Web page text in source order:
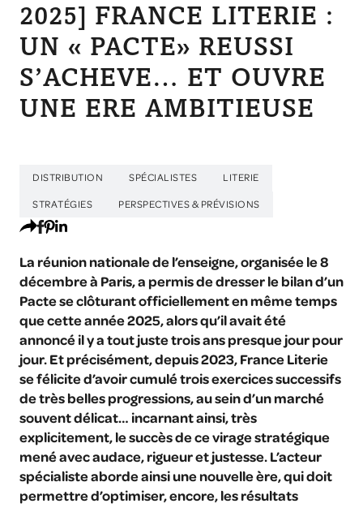
2025] FRANCE LITERIE :
UN « PACTE» REUSSI
S’ACHEVE… ET OUVRE
UNE ERE AMBITIEUSE
DISTRIBUTION SPÉCIALISTES LITERIE
STRATÉGIES PERSPECTIVES & PRÉVISIONS
La réunion nationale de l’enseigne, organisée le 8
décembre à Paris, a permis de dresser le bilan d’un
Pacte se clôturant officiellement en même temps
que cette année 2025, alors qu’il avait été
annoncé il y a tout juste trois ans presque jour pour
jour. Et précisément, depuis 2023, France Literie
se félicite d’avoir cumulé trois exercices successifs
de très belles progressions, au sein d’un marché
souvent délicat… incarnant ainsi, très
explicitement, le succès de ce virage stratégique
mené avec audace, rigueur et justesse. L’acteur
spécialiste aborde ainsi une nouvelle ère, qui doit
permettre d’optimiser, encore, les résultats